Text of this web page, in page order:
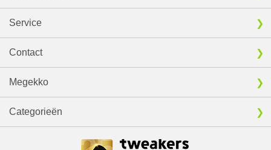
Service
Contact
Megekko
Categorieën